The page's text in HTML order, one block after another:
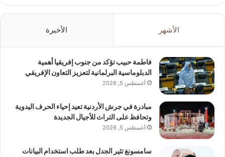
الأشهر الأخيرة
فاطمة حبيب تؤكد من جنوب إفريقيا أهمية
الدبلوماسية البرلمانية لتعزيز التعاون الإفريقي
أغسطس 5, 2026
مبادرة في جرش الأردنية تعيد إحياء الحرف اليدوية
وتحافظ على التراث للأجيال الجديدة
أغسطس 5, 2026
سامسونغ تثير الجدل بعد طلب استخدام البيانات